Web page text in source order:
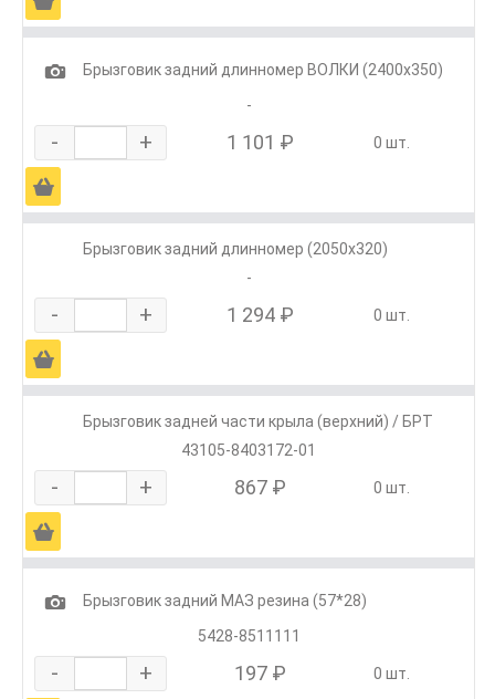
1
Брызговик задний длинномер ВОЛКИ (2400х350)
-
- + 1 101 ₽ 0 шт.
Ä
Брызговик задний длинномер (2050х320)
-
- + 1 294 ₽ 0 шт.
Ä
Брызговик задней части крыла (верхний) / БРТ
43105-8403172-01
- + 867 ₽ 0 шт.
Ä
1
Брызговик задний МАЗ резина (57*28)
5428-8511111
- + 197 ₽ 0 шт.